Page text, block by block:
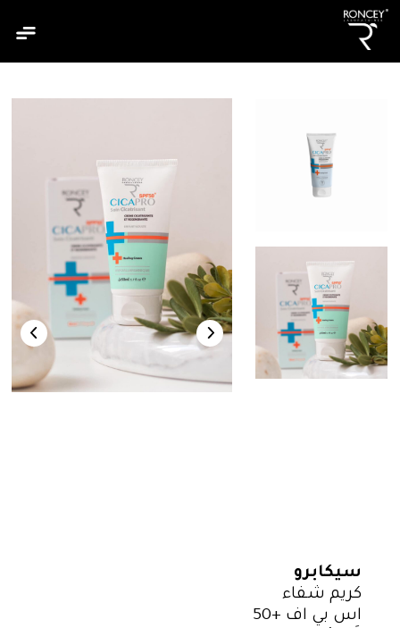
جميع منتجاتنا
هيدراسكين
ميكساسكين
سيبياسكين
سانشيلد
بيبنتول
سيكابرو
كريم شفاء
اس بي اف +50